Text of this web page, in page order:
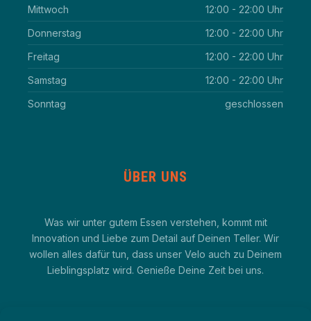
Mittwoch
12:00 - 22:00 Uhr
Donnerstag
12:00 - 22:00 Uhr
Freitag
12:00 - 22:00 Uhr
Samstag
12:00 - 22:00 Uhr
Sonntag
geschlossen
ÜBER UNS
Was wir unter gutem Essen verstehen, kommt mit
Innovation und Liebe zum Detail auf Deinen Teller. Wir
wollen alles dafür tun, dass unser Velo auch zu Deinem
Lieblingsplatz wird. Genieße Deine Zeit bei uns.